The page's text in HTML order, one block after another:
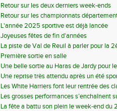
Retour sur les deux derniers week-ends
Retour sur les championnats
L'année 2025 sportive est déjà lancée
Joyeuses fêtes de fin d'années
La piste de Val de Reuil à parler pour la
départemantaux
Première sortie en salle
Une belle sortie au Haras de Jardy pour
Une reprise très attendu après un été
Les White Harriers font leur rentrée des
Les grosses performances s’enchaînent
La fête a battu son plein le week-end du